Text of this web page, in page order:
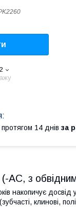
14 днів за
AC, з
накопичує досвід
клинові,